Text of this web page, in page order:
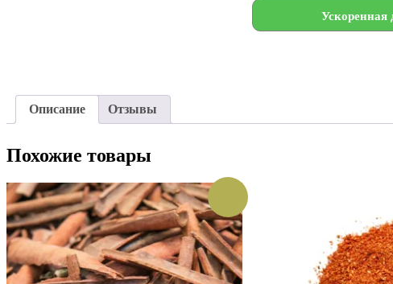
Ускоренная
Описание Отзывы
Похожие товары